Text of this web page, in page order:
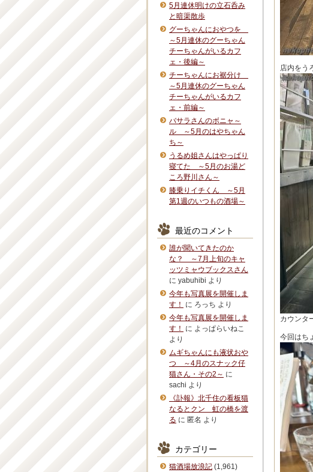
店内をう
カウンタ
今回はち
5月連休明けの立石呑み
と暗渠散歩
グーちゃんにおやつを
～5月連休のグーちゃん
チーちゃんがいるカフ
ェ・後編～
チーちゃんにお裾分け
～5月連休のグーちゃん
チーちゃんがいるカフ
ェ・前編～
バサラさんのボニャ～
ル ～5月のはやちゃん
ち～
うるめ姐さんはやっぱり
寝てた ～5月のお湯ど
ころ野川さん～
膝乗りイチくん ～5月
第1週のいつもの酒場～
最近のコメント
誰が聞いてきたのか
な？ ～7月上旬のキャ
ッツミャウブックスさん
に yabuhibi より
今年も写真展を開催しま
す！
に ろっち より
今年も写真展を開催しま
す！
に よっぱらいねこ
より
ムギちゃんにも液状おや
つ ～4月のスナック仔
猫さん・その2～ に
sachi より
《訃報》北千住の看板猫
なるとクン 虹の橋を渡
る に 匿名 より
カテゴリー
猫酒場放浪記 (1,961)